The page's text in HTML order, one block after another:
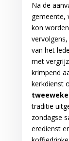
Na de
gemeente,
kon
van het
met
krimpend
kerkdienst
traditie
zondagse
eredienst